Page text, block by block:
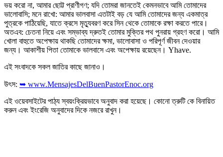
ভয় করো না, আমার ছোট্ট প্রাণীগণ; যদি তোমরা জানতেই কেমনভাবে আমি তোমাদের
ভালোবাসি; মনে রাখো: আমার ভালবাসা এতটাই বড় যে আমি তোমাদের জন্য একমাত্র
পুত্রকে পাঠিয়েছি, যাতে ক্রসে মৃত্যুবরণ করে সিন থেকে তোমাকে রক্ষা করতে পারে।
অতএব: চেতনা নিয়ে এবং সম্ভাব্য দ্রুতই তোমার মুক্তির পথ পুনরায় গ্রহণ করো। আমি
খোলা বাহুতে অপেক্ষায় থাকছি তোমাদের ক্ষমা, ভালোবাসা ও পরিপূর্ণ জীবন দেওয়ার
জন্য। আকাশীয় পিতা তোমাকে ভালবাসে এবং অপেক্ষায় রয়েছেন। Yhave.
এই সংবাদকে সকল জাতির কাছে জানাও।
উৎস: ➥ www.MensajesDelBuenPastorEnoc.org
এই ওয়েবসাইটের পাঠ্য স্বয়ংক্রিয়ভাবে অনুবাদ করা হয়েছে। কোনো ত্রুটি কে বিনায়িত
করুন এবং ইংরেজি অনুবাদের দিকে নজরে রাখুন।